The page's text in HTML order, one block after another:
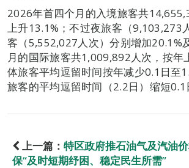
2026年首四个月的入境旅客共
上升13.1%；不过夜旅客（9,103,273
客（5,552,027人次）分别增加20.1%
月的国际旅客共1,009,892人次，按年
体旅客平均逗留时间按年减少0.1日至
旅客的平均逗留时间（2.2日）缩短0.1
上一篇： 特区政府推石油气及汽油
保“及时短期纾困、稳定民生所需”